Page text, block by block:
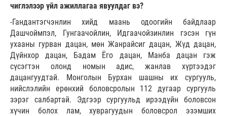
чиглэлээр үйл ажиллагаа явуулдаг вэ?
-Гандантэгчэнлин хийд маань одоогийн байдлаар
Дашчоймпэл, Гунгаачойлин, Идгаачойзинлин гэсэн гүн
ухааны гурван дацан, мөн Жанрайсиг дацан, Жүд дацан,
Дүйнхор дацан, Бадам Ёго дацан, Манба дацан гэж
сүсэгтэн олонд номын адис, жанлав хүртээдэг
дацангуудтай. Монголын Бурхан шашны их сургууль,
нийслэлийн ерөнхий боловсролын 112 дугаар сургууль
зэрэг салбартай. Эдгээр сургуульд ирээдүйн боловсон
хүчин болох лам, хуврагуудын боловсрол эзэмших